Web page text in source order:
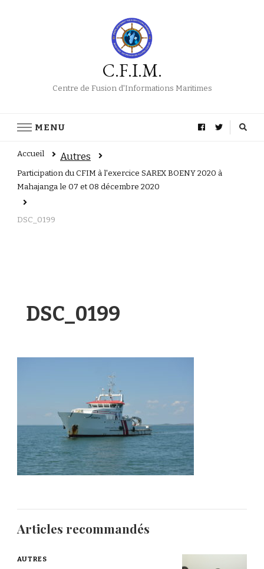
C.F.I.M.
Centre de Fusion d'Informations Maritimes
MENU
Accueil Autres
Participation du CFIM à l'exercice SAREX BOENY 2020 à
Mahajanga le 07 et 08 décembre 2020
DSC_0199
DSC_0199
Articles recommandés
AUTRES